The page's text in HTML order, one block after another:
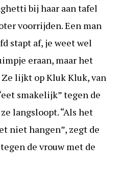
bij haar aan tafel
voorrijden. Een man
stapt af, je weet wel
eraan, maar het
lijkt op Kluk Kluk, van
smakelijk” tegen de
langsloopt. “Als het
niet hangen”, zegt de
de vrouw met de